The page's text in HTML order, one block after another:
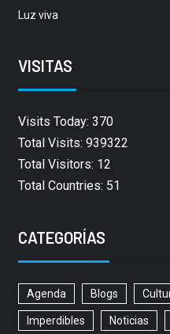
Luz viva
VISITAS
Visits Today: 370
Total Visits: 939322
Total Visitors: 12
Total Countries: 51
CATEGORÍAS
Agenda Blogs
Imperdibles Noticias